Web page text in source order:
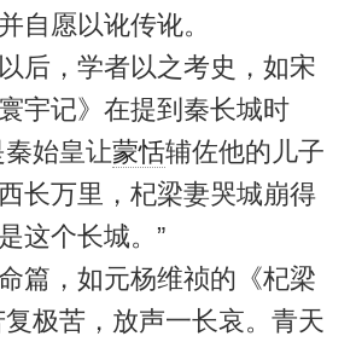
自愿以讹传讹。
，学者以之考史，如宋
宇记》在提到秦长城时
秦始皇让蒙恬辅佐他的儿子
长万里，杞梁妻哭城崩得
这个长城。”
，如元杨维祯的《杞梁
复极苦，放声一长哀。青天